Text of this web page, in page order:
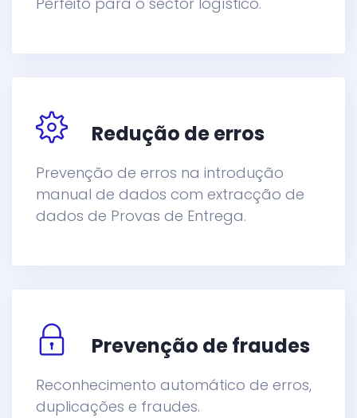
Redução de erros
Prevenção de erros na introdução
manual de dados com extracção de
dados de Provas de Entrega.
Prevenção de fraudes
Reconhecimento automático de erros,
duplicações e fraudes.